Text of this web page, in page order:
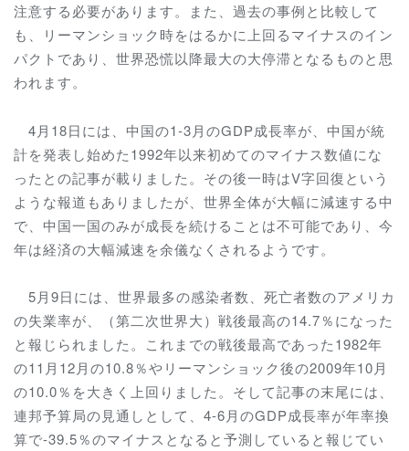
注意する必要があります。また、過去の事例と比較して
も、リーマンショック時をはるかに上回るマイナスのイン
パクトであり、世界恐慌以降最大の大停滞となるものと思
われます。
4月18日には、中国の1-3月のGDP成長率が、中国が統
計を発表し始めた1992年以来初めてのマイナス数値にな
ったとの記事が載りました。その後一時はV字回復という
ような報道もありましたが、世界全体が大幅に減速する中
で、中国一国のみが成長を続けることは不可能であり、今
年は経済の大幅減速を余儀なくされるようです。
5月9日には、世界最多の感染者数、死亡者数のアメリカ
の失業率が、（第二次世界大）戦後最高の14.7％になった
と報じられました。これまでの戦後最高であった1982年
の11月12月の10.8％やリーマンショック後の2009年10月
の10.0％を大きく上回りました。そして記事の末尾には、
連邦予算局の見通しとして、4-6月のGDP成長率が年率換
算で-39.5％のマイナスとなると予測していると報じてい